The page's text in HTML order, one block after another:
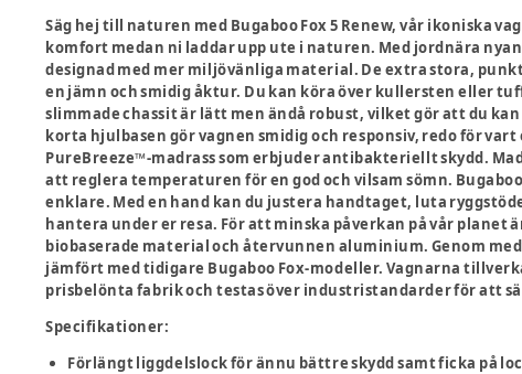
Säg hej till naturen med Bugaboo Fox 5 Renew, vår ikoniska
komfort medan ni laddar upp ute i naturen. Med jordnära
designad med mer miljövänliga material. De extra stora,
en jämn och smidig åktur. Du kan köra över kullersten eller
slimmade chassit är lätt men ändå robust, vilket gör att du
korta hjulbasen gör vagnen smidig och responsiv, redo för
PureBreeze™️-madrass som erbjuder antibakteriellt skydd.
att reglera temperaturen för en god och vilsam sömn.
enklare. Med en hand kan du justera handtaget, luta
hantera under er resa. För att minska påverkan på vår
biobaserade material och återvunnen aluminium. Genom
jämfört med tidigare Bugaboo Fox-modeller. Vagnarna
prisbelönta fabrik och testas över industristandarder för att
Specifikationer:
Förlängt liggdelslock för ännu bättre skydd samt ficka på